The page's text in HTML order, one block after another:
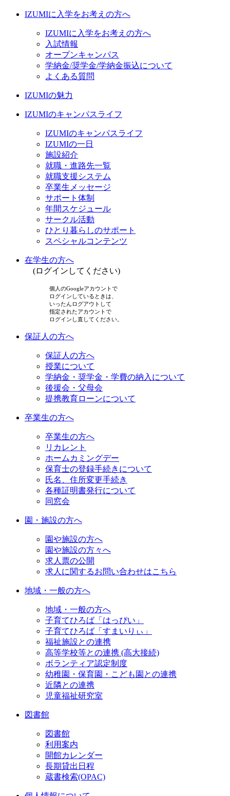
IZUMIに入学をお考えの方へ
IZUMIに入学をお考えの方へ
入試情報
オープンキャンパス
学納金/奨学金/学納金振込について
よくある質問
IZUMIの魅力
IZUMIのキャンパスライフ
IZUMIのキャンパスライフ
IZUMIの一日
施設紹介
就職・進路先一覧
就職支援システム
卒業生メッセージ
サポート体制
年間スケジュール
サークル活動
ひとり暮らしのサポート
スペシャルコンテンツ
在学生の方へ
(ログインしてください)
個人のGoogleアカウントで
ログインしているときは、
いったんログアウトして
指定されたアカウントで
ログインし直してください。
保証人の方へ
保証人の方へ
授業について
学納金・奨学金・学費の納入について
後援会・父母会
提携教育ローンについて
卒業生の方へ
卒業生の方へ
リカレント
ホームカミングデー
保育士の登録手続きについて
氏名、住所変更手続き
各種証明書発行について
同窓会
園・施設の方へ
園や施設の方へ
園や施設の方々へ
求人票の公開
求人に関するお問い合わせはこちら
地域・一般の方へ
地域・一般の方へ
子育てひろば「はっぴい」
子育てひろば「すまいりぃ」
福祉施設との連携
高等学校等との連携 (高大接続)
ボランティア認定制度
幼稚園・保育園・こども園との連携
近隣との連携
児童福祉研究室
図書館
図書館
利用案内
開館カレンダー
長期貸出日程
蔵書検索(OPAC)